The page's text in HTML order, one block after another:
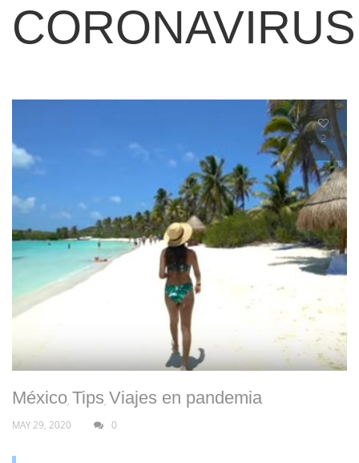
CORONAVIRUS
2
México, Tips, Viajes en pandemia
MAY 29, 2020 0